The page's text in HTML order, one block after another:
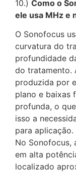
10.) Como o
ele usa MHz e
O Sonofocus
curvatura do
profundidade
do tratamento.
produzida por
plano e baixas
profunda, o
isso a
para aplicação.
No Sonofocus,
em alta
localizado